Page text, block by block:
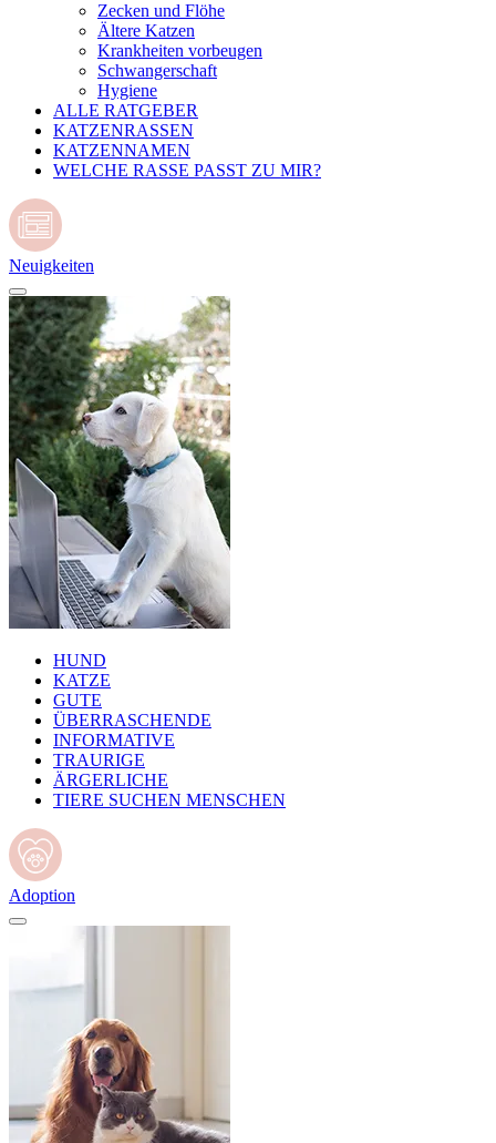
Zecken und Flöhe
Ältere Katzen
Krankheiten vorbeugen
Schwangerschaft
Hygiene
ALLE RATGEBER
KATZENRASSEN
KATZENNAMEN
WELCHE RASSE PASST ZU MIR?
Neuigkeiten
HUND
KATZE
GUTE
ÜBERRASCHENDE
INFORMATIVE
TRAURIGE
ÄRGERLICHE
TIERE SUCHEN MENSCHEN
Adoption